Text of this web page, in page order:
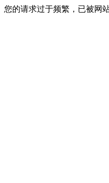
您的请求过于频繁，已被网